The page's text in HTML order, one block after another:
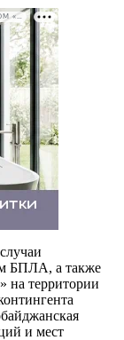
РЕКЛАМА • ООО СТРОИТЕЛЬНЫЙ ТОРГОВЫЙ ДОМ «ПЕТРОВИЧ». ИНН: 7802348846
БПЛА, а также
на территории
и мест